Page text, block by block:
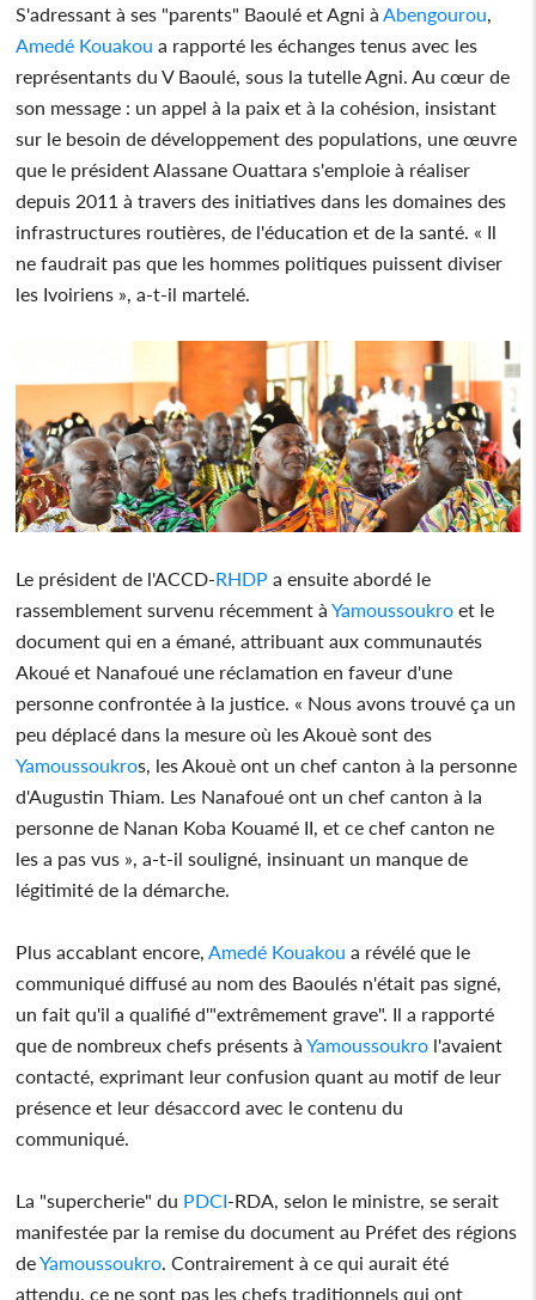
S'adressant à ses "parents" Baoulé et Agni àAbengourou,
Amedé Kouakou a rapporté les échanges tenus avec les
représentants du V Baoulé, sous la tutelle Agni. Au cœur de
son message : un appel à la paix et à la cohésion, insistant
sur le besoin de développement des populations, une œuvre
que le président Alassane Ouattara s'emploie à réaliser
depuis 2011 à travers des initiatives dans les domaines des
infrastructures routières, de l'éducation et de la santé. « Il
ne faudrait pas que les hommes politiques puissent diviser
les Ivoiriens », a-t-il martelé.
Le président de l'ACCD-RHDP a ensuite abordé le
rassemblement survenu récemment àYamoussoukro et le
document qui en a émané, attribuant aux communautés
Akoué et Nanafoué une réclamation en faveur d'une
personne confrontée à la justice. « Nous avons trouvé ça un
peu déplacé dans la mesure où les Akouè sont des
Yamoussoukros, les Akouè ont un chef canton à la personne
d'Augustin Thiam. Les Nanafoué ont un chef canton à la
personne de Nanan Koba Kouamé II, et ce chef canton ne
les a pas vus », a-t-il souligné, insinuant un manque de
légitimité de la démarche.
Plus accablant encore,Amedé Kouakou a révélé que le
communiqué diffusé au nom des Baoulés n'était pas signé,
un fait qu'il a qualifié d'"extrêmement grave". Il a rapporté
que de nombreux chefs présents àYamoussoukro l'avaient
contacté, exprimant leur confusion quant au motif de leur
présence et leur désaccord avec le contenu du
communiqué.
La "supercherie" du PDCI-RDA, selon le ministre, se serait
manifestée par la remise du document au Préfet des régions
deYamoussoukro. Contrairement à ce qui aurait été
attendu, ce ne sont pas les chefs traditionnels qui ont